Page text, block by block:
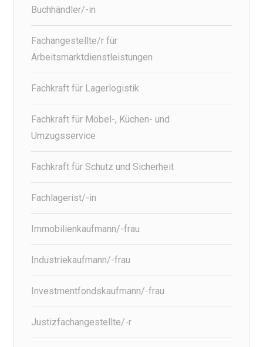
Buchhändler/-in
Fachangestellte/r für
Arbeitsmarktdienstleistungen
Fachkraft für Lagerlogistik
Fachkraft für Möbel-, Küchen- und
Umzugsservice
Fachkraft für Schutz und Sicherheit
Fachlagerist/-in
Immobilienkaufmann/-frau
Industriekaufmann/-frau
Investmentfondskaufmann/-frau
Justizfachangestellte/-r